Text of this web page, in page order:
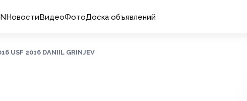
НовостиВидеоФотоДоска объявлений
USF 2016 DANIIL GRINJEV